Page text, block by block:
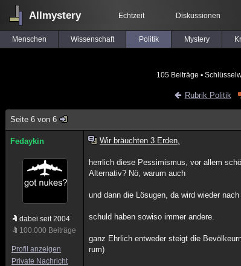
Allmystery Echtzeit Diskussionen
Menschen Wissenschaft Politik Mystery
105 Beiträge ▪
Rubrik Politik
Seite 6 von 6
Fedaykin
dabei seit 2004
100.000 Beiträge
Profil anzeigen
Private Nachricht
Wir bräuchten 3 Erden,
herrlich diese Pessimismus, vor allem
Alternativ? Nö, warum auch
und dann die Lösugen, da wird wieder
schuld haben sowiso immer andere.
ganz Ehrlich entweder steigt die
rum)